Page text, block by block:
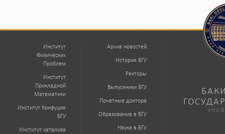
Институт
Физических
Проблем
Институт
Прикладной
Математики
Институт Конфуция
БГУ
Институт катализа
Архив новостей
История БГУ
Ректоры
Выпускники БГУ
Почетные доктора
Образование в БГУ
Наука в БГУ